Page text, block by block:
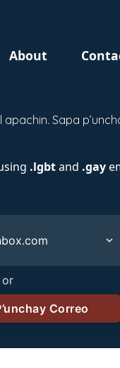
About
Sapa
.lgbtand .gay
or